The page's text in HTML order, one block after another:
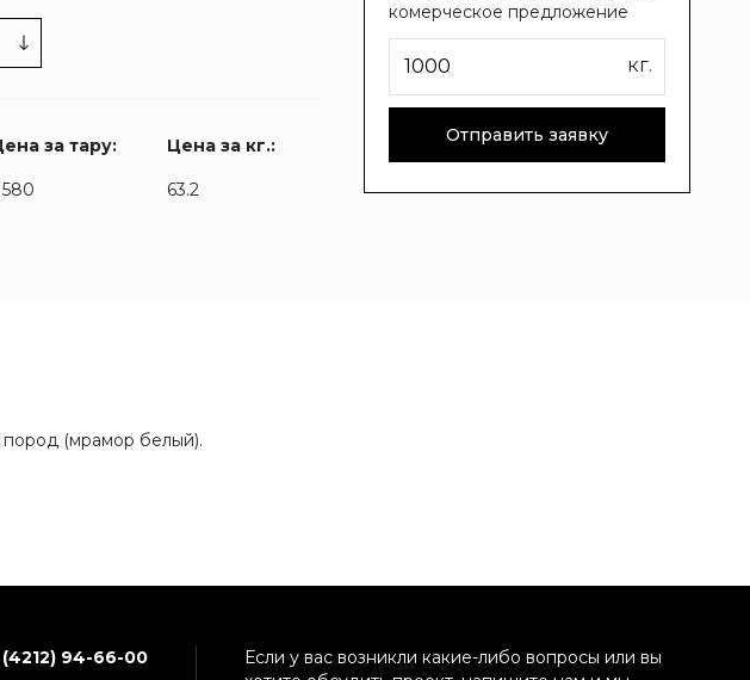
за тару: Цена за кг.:
580 63.2
комерческое предложение
кг.
Отправить заявку
пород (мрамор белый).
(4212) 94-66-00
Если у вас возникли какие-либо вопросы или вы